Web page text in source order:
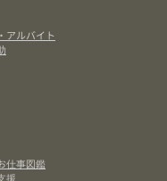
アルバイト
仕事図鑑
援